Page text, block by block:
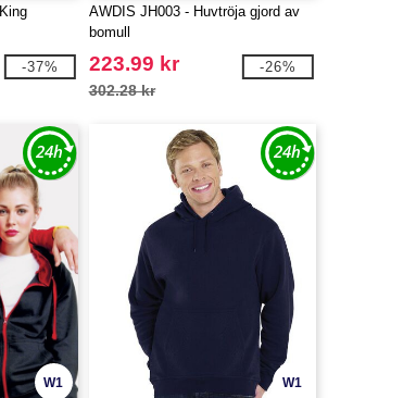
-37%
AWDIS JH003 - Huvtröja gjord av
bomull
223.99 kr
302.28 kr
-26%
W1 W1